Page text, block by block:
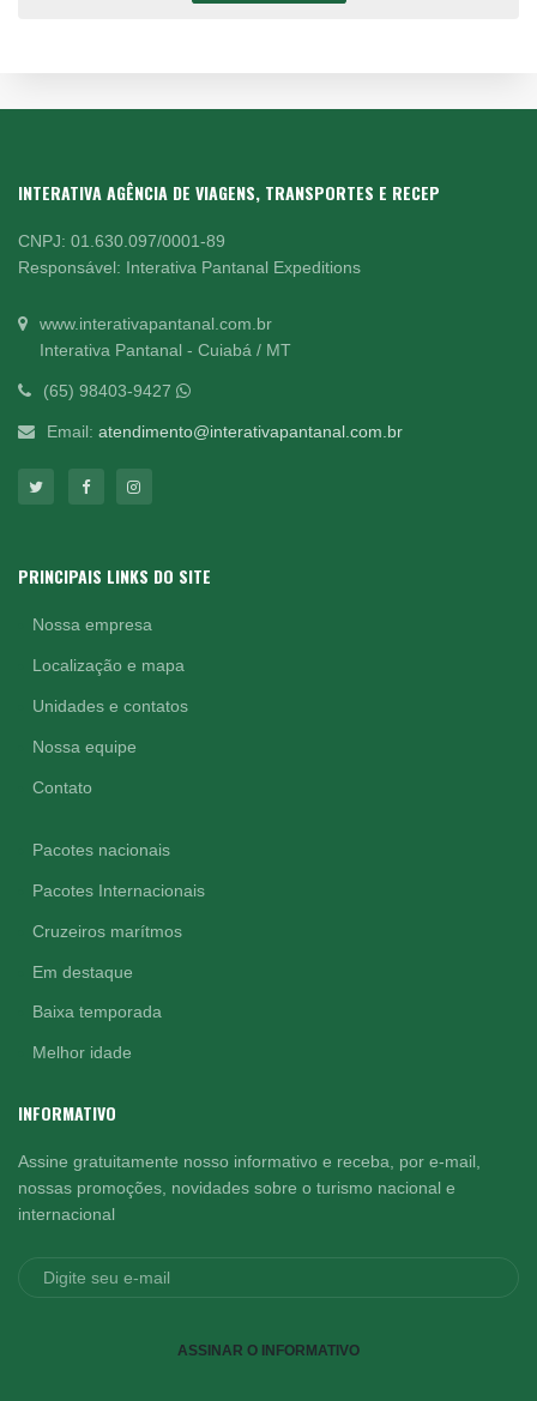
INTERATIVA AGÊNCIA DE VIAGENS, TRANSPORTES E RECEP
CNPJ: 01.630.097/0001-89
Responsável: Interativa Pantanal Expeditions
www.interativapantanal.com.br
Interativa Pantanal - Cuiabá / MT
(65) 98403-9427
Email: atendimento@interativapantanal.com.br
PRINCIPAIS LINKS DO SITE
Nossa empresa
Localização e mapa
Unidades e contatos
Nossa equipe
Contato
Pacotes nacionais
Pacotes Internacionais
Cruzeiros marítmos
Em destaque
Baixa temporada
Melhor idade
INFORMATIVO
Assine gratuitamente nosso informativo e receba, por e-mail,
nossas promoções, novidades sobre o turismo nacional e
internacional
ASSINAR O INFORMATIVO